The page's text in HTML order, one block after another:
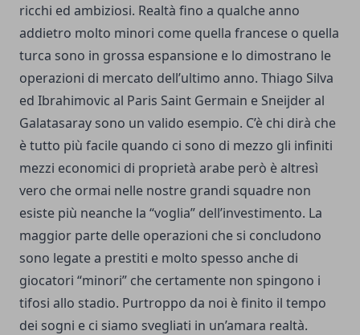
ricchi ed ambiziosi. Realtà fino a qualche anno
addietro molto minori come quella francese o quella
turca sono in grossa espansione e lo dimostrano le
operazioni di mercato dell’ultimo anno. Thiago Silva
ed Ibrahimovic al Paris Saint Germain e Sneijder al
Galatasaray sono un valido esempio. C’è chi dirà che
è tutto più facile quando ci sono di mezzo gli infiniti
mezzi economici di proprietà arabe però è altresì
vero che ormai nelle nostre grandi squadre non
esiste più neanche la “voglia” dell’investimento. La
maggior parte delle operazioni che si concludono
sono legate a prestiti e molto spesso anche di
giocatori “minori” che certamente non spingono i
tifosi allo stadio. Purtroppo da noi è finito il tempo
dei sogni e ci siamo svegliati in un’amara realtà.